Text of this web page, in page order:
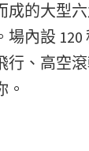
的大型
內設
、高空